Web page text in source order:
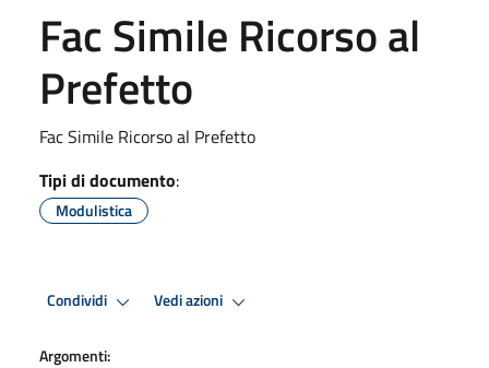
Fac Simile Ricorso al
Prefetto
Fac Simile Ricorso al Prefetto
Tipi di documento:
Modulistica
Condividi Vedi azioni
Argomenti: